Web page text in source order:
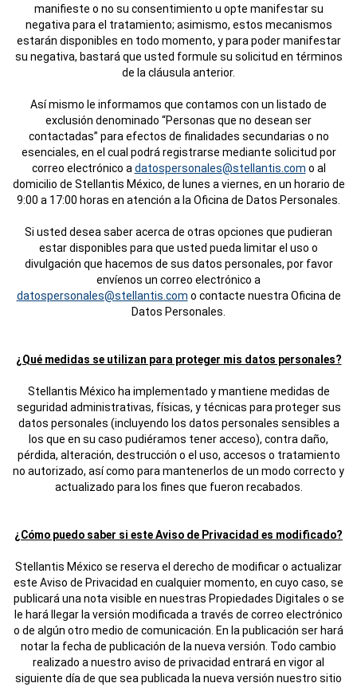
manifieste o no su consentimiento u opte manifestar su
negativa para el tratamiento; asimismo, estos mecanismos
estarán disponibles en todo momento, y para poder manifestar
su negativa, bastará que usted formule su solicitud en términos
de la cláusula anterior.
Así mismo le informamos que contamos con un listado de
exclusión denominado “Personas que no desean ser
contactadas” para efectos de finalidades secundarias o no
esenciales, en el cual podrá registrarse mediante solicitud por
correo electrónico a datospersonales@stellantis.com o al
domicilio de Stellantis México, de lunes a viernes, en un horario de
9:00 a 17:00 horas en atención a la Oficina de Datos Personales.
Si usted desea saber acerca de otras opciones que pudieran
estar disponibles para que usted pueda limitar el uso o
divulgación que hacemos de sus datos personales, por favor
envíenos un correo electrónico a
datospersonales@stellantis.com o contacte nuestra Oficina de
Datos Personales.
¿Qué medidas se utilizan para proteger mis datos personales?
Stellantis México ha implementado y mantiene medidas de
seguridad administrativas, físicas, y técnicas para proteger sus
datos personales (incluyendo los datos personales sensibles a
los que en su caso pudiéramos tener acceso), contra daño,
pérdida, alteración, destrucción o el uso, accesos o tratamiento
no autorizado, así como para mantenerlos de un modo correcto y
actualizado para los fines que fueron recabados.
¿Cómo puedo saber si este Aviso de Privacidad es modificado?
Stellantis México se reserva el derecho de modificar o actualizar
este Aviso de Privacidad en cualquier momento, en cuyo caso, se
publicará una nota visible en nuestras Propiedades Digitales o se
le hará llegar la versión modificada a través de correo electrónico
o de algún otro medio de comunicación. En la publicación ser hará
notar la fecha de publicación de la nueva versión. Todo cambio
realizado a nuestro aviso de privacidad entrará en vigor al
siguiente día de que sea publicada la nueva versión nuestro sitio